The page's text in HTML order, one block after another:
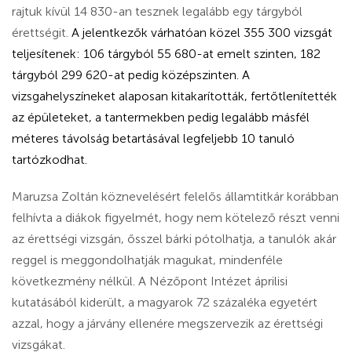
rajtuk kívül 14 830-an tesznek legalább egy tárgyból
érettségit. A jelentkezők várhatóan közel 355 300 vizsgát
teljesítenek: 106 tárgyból 55 680-at emelt szinten, 182
tárgyból 299 620-at pedig középszinten. A
vizsgahelyszíneket alaposan kitakarították, fertőtlenítették
az épületeket, a tantermekben pedig legalább másfél
méteres távolság betartásával legfeljebb 10 tanuló
tartózkodhat.
Maruzsa Zoltán köznevelésért felelős államtitkár korábban
felhívta a diákok figyelmét, hogy nem kötelező részt venni
az érettségi vizsgán, ősszel bárki pótolhatja, a tanulók akár
reggel is meggondolhatják magukat, mindenféle
következmény nélkül. A Nézőpont Intézet áprilisi
kutatásából kiderült, a magyarok 72 százaléka egyetért
azzal, hogy a járvány ellenére megszervezik az érettségi
vizsgákat.